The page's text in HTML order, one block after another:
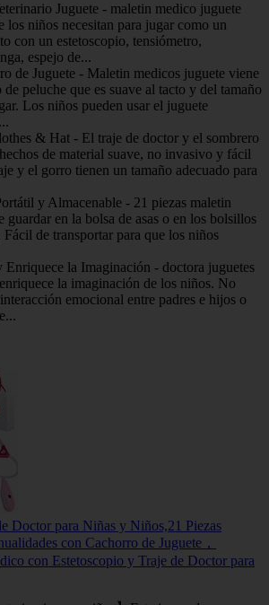
Juguete - maletin medico juguete
los niños necesitan para jugar como un
con un estetoscopio, tensiómetro,
espejo de...
de Juguete - Maletin medicos juguete viene
peluche que es suave al tacto y del tamaño
Los niños pueden usar el juguete
& Hat - El traje de doctor y el sombrero
de material suave, no invasivo y fácil
y el gorro tienen un tamaño adecuado para
y Almacenable - 21 piezas maletin
guardar en la bolsa de asas o en los bolsillos
Fácil de transportar para que los niños
Enriquece la Imaginación - doctora juguetes
la imaginación de los niños. No
emocional entre padres e hijos o
Doctor para Niñas y Niños,21 Piezas
con Cachorro de Juguete，
con Estetoscopio y Traje de Doctor para